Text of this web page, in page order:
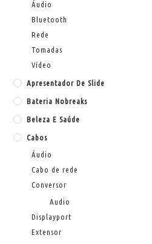
Áudio
Bluetooth
Rede
Tomadas
Vídeo
Apresentador De Slide
Bateria Nobreaks
Beleza E Saúde
Cabos
Áudio
Cabo de rede
Conversor
Audio
Displayport
Extensor